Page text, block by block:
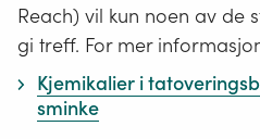
Reach) vil kun noen av de
gi treff. For mer
Kjemikalier i
sminke